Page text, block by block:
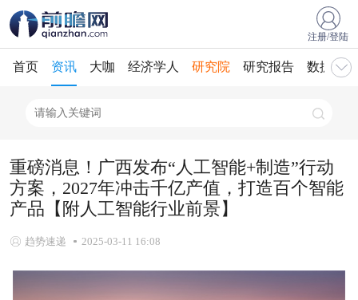
注册/登陆
首页 资讯 大咖 经济学人 研究院 研究报告 数据库
重磅消息！广西发布“人工智能+制造”行动
方案，2027年冲击千亿产值，打造百个智能
产品【附人工智能行业前景】
趋势速递 2025-03-11 16:08